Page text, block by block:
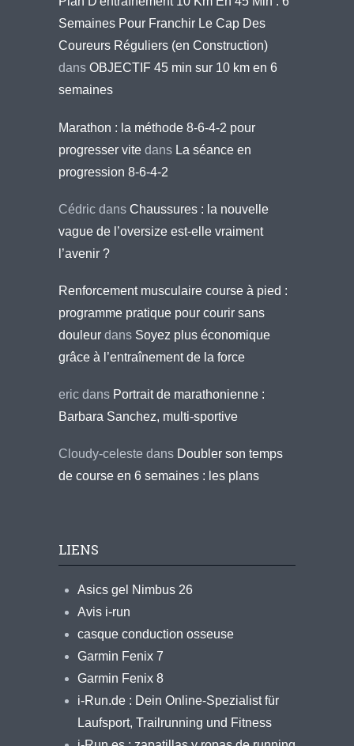
Semaines Pour Franchir Le Cap Des
Coureurs Réguliers (en Construction)
dans OBJECTIF 45 min sur 10 km en 6
semaines
Marathon : la méthode 8-6-4-2 pour
progresser vite dans La séance en
progression 8-6-4-2
Cédric dans Chaussures : la nouvelle
vague de l’oversize est-elle vraiment
l’avenir ?
Renforcement musculaire course à pied :
programme pratique pour courir sans
douleur dans Soyez plus économique
grâce à l’entraînement de la force
eric dans Portrait de marathonienne :
Barbara Sanchez, multi-sportive
Cloudy-celeste dans Doubler son temps
de course en 6 semaines : les plans
LIENS
Asics gel Nimbus 26
Avis i-run
casque conduction osseuse
Garmin Fenix 7
Garmin Fenix 8
i-Run.de : Dein Online-Spezialist für
Laufsport, Trailrunning und Fitness